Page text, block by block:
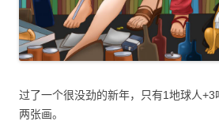
过了一个很没劲的新年，只有1地球人+3
两张画。